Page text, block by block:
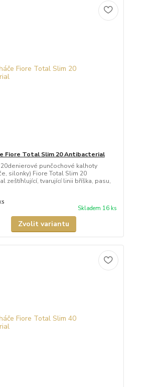
Fiore Total Slim 20 Antibacterial
punčochové kalhoty
silonky) Fiore Total Slim 20
zeštíhlující, tvarující linii bříška, pasu,
Skladem 16 ks
Zvolit variantu